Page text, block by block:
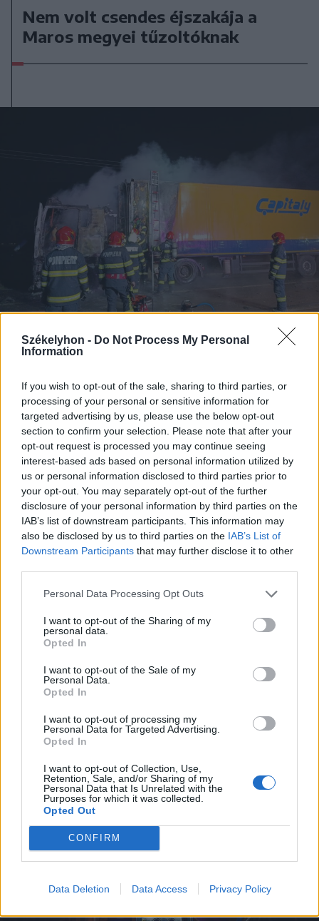
Székelyhon - Do Not Process My Personal
Information
If you wish to opt-out of the sale, sharing to third parties, or
processing of your personal or sensitive information for
targeted advertising by us, please use the below opt-out
section to confirm your selection. Please note that after your
opt-out request is processed you may continue seeing
interest-based ads based on personal information utilized by
us or personal information disclosed to third parties prior to
your opt-out. You may separately opt-out of the further
disclosure of your personal information by third parties on the
IAB’s list of downstream participants. This information may
also be disclosed by us to third parties on the IAB’s List of
Downstream Participants that may further disclose it to other
Personal Data Processing Opt Outs
I want to opt-out of the Sharing of my
personal data.
Opted In
I want to opt-out of the Sale of my
Personal Data.
Opted In
I want to opt-out of processing my
Personal Data for Targeted Advertising.
Opted In
I want to opt-out of Collection, Use,
Retention, Sale, and/or Sharing of my
Personal Data that Is Unrelated with the
Purposes for which it was collected.
Opted Out
CONFIRM
Data Deletion Data Access Privacy Policy
Nem volt csendes éjszakája a
Maros megyei tűzoltóknak
2025. december 11., csütörtök
ki Sepsiszentgyörgyön
2025. december 09., kedd
Több mint 3 órán át küzdöttek a
tűzoltók a lángokkal egy zágoni
tűzesetnél